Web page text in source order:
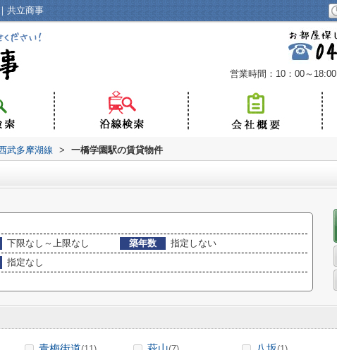
共立商事
営業時間：10：00～18:00
武多摩湖線 > 一橋学園駅の賃貸物件
下限なし～上限なし 築年数
指定しない
指定なし